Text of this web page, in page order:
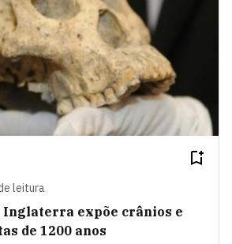
leitura
Inglaterra expõe crânios e
de 1200 anos